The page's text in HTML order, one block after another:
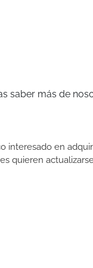
saber más de
interesado en
quieren